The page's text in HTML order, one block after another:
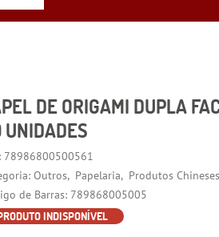
DE ORIGAMI DUPLA
78986800500561
Outros Papelaria
Produtos Chineses
de Barras: 789868005005
INDISPONÍVEL